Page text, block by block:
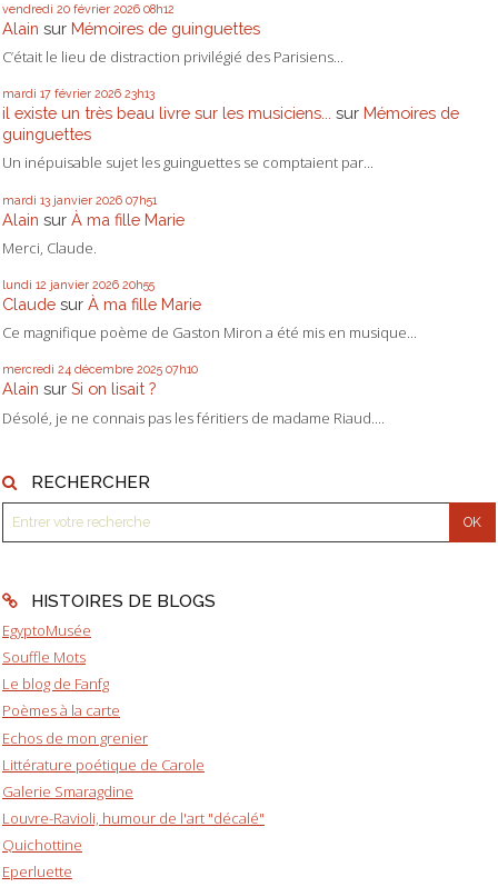
vendredi 20 février 2026 08h12
Alain sur Mémoires de guinguettes
C’était le lieu de distraction privilégié des Parisiens...
mardi 17 février 2026 23h13
il existe un très beau livre sur les musiciens... sur Mémoires de
guinguettes
Un inépuisable sujet les guinguettes se comptaient par...
mardi 13 janvier 2026 07h51
Alain sur À ma fille Marie
Merci, Claude.
lundi 12 janvier 2026 20h55
Claude sur À ma fille Marie
Ce magnifique poème de Gaston Miron a été mis en musique...
mercredi 24 décembre 2025 07h10
Alain sur Si on lisait ?
Désolé, je ne connais pas les féritiers de madame Riaud....
RECHERCHER
HISTOIRES DE BLOGS
EgyptoMusée
Souffle Mots
Le blog de Fanfg
Poèmes à la carte
Echos de mon grenier
Littérature poétique de Carole
Galerie Smaragdine
Louvre-Ravioli, humour de l'art "décalé"
Quichottine
Eperluette